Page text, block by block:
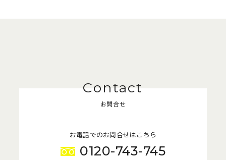
お問合せ
お電話でのお問合せはこちら
0120-743-745